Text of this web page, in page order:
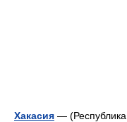
Хакасия — (Республика